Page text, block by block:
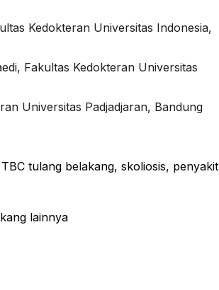
Kedokteran Universitas Indonesia,
Fakultas Kedokteran Universitas
Universitas Padjadjaran, Bandung
tulang belakang, skoliosis, penyakit
lainnya